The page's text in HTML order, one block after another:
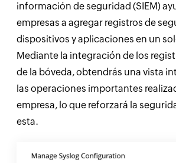
información de seguridad (SIEM)
empresas a agregar registros de
dispositivos y aplicaciones en un
Mediante la integración de los
de la bóveda, obtendrás una vista
las operaciones importantes
empresa, lo que reforzará la
esta.